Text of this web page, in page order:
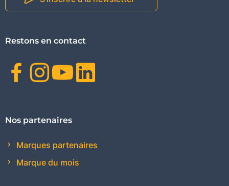
Restons en contact
Facebook
Instagram
Youtube
Nos partenaires
Marques partenaires
Marque du mois